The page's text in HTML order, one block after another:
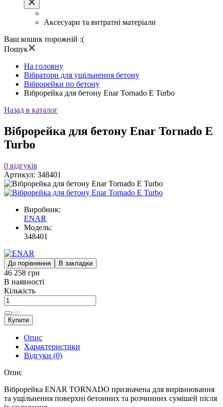
Аксесуари та витратні матеріали
Ваш кошик порожній :(
Пошук
На головну
Вібратори для ущільнення бетону
Віброрейки по бетону
Віброрейка для бетону Enar Tornado E Turbo
Назад в каталог
Віброрейка для бетону Enar Tornado E
Turbo
0 відгуків
Артикул: 348401
Виробник:
ENAR
Модель:
348401
До порівняння В закладки
46 258 грн
В наявності
Кількість
Купити
Опис
Характеристики
Відгуки (0)
Опис
Віброрейка ENAR TORNADO призначена для вирівнювання
та ущільнення поверхні бетонних та розчинних сумішей після